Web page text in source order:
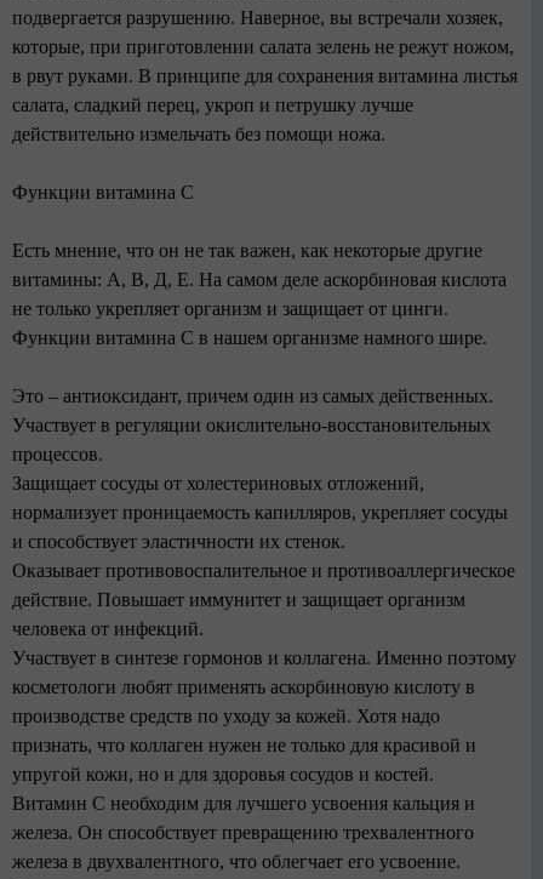
подвергается разрушению. Наверное, вы встречали хозяек,
которые, при приготовлении салата зелень не режут ножом,
в рвут руками. В принципе для сохранения витамина листья
салата, сладкий перец, укроп и петрушку лучше
действительно измельчать без помощи ножа.
Функции витамина С
Есть мнение, что он не так важен, как некоторые другие
витамины: А, В, Д, Е. На самом деле аскорбиновая кислота
не только укрепляет организм и защищает от цинги.
Функции витамина С в нашем организме намного шире.
Это – антиоксидант, причем один из самых действенных.
Участвует в регуляции окислительно-восстановительных
процессов.
Защищает сосуды от холестериновых отложений,
нормализует проницаемость капилляров, укрепляет сосуды
и способствует эластичности их стенок.
Оказывает противовоспалительное и противоаллергическое
действие. Повышает иммунитет и защищает организм
человека от инфекций.
Участвует в синтезе гормонов и коллагена. Именно поэтому
косметологи любят применять аскорбиновую кислоту в
производстве средств по уходу за кожей. Хотя надо
признать, что коллаген нужен не только для красивой и
упругой кожи, но и для здоровья сосудов и костей.
Витамин С необходим для лучшего усвоения кальция и
железа. Он способствует превращению трехвалентного
железа в двухвалентного, что облегчает его усвоение.